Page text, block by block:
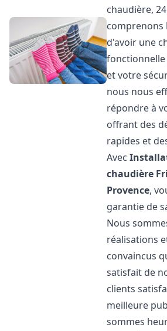
chaudière,
d'avoir une
et votre
nous nous
répondre à
offrant des
rapides et
Avec
chaudière
Provence,
garantie de
Nous
réalisations
convaincus
satisfait de
clients
meilleure
sommes